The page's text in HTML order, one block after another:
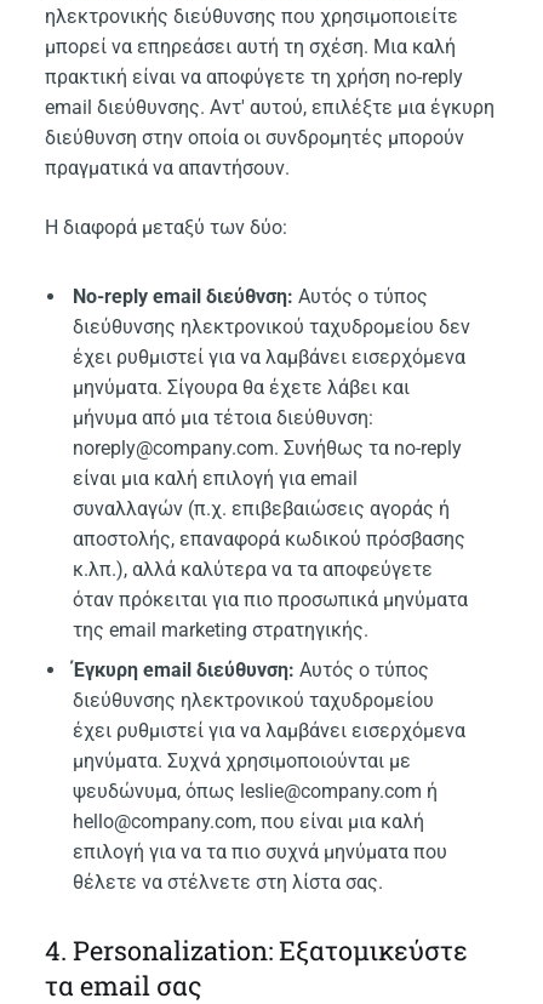
ηλεκτρονικής διεύθυνσης που χρησιμοποιείτε
μπορεί να επηρεάσει αυτή τη σχέση. Μια καλή
πρακτική είναι να αποφύγετε τη χρήση no-reply
email διεύθυνσης. Αντ' αυτού, επιλέξτε μια έγκυρη
διεύθυνση στην οποία οι συνδρομητές μπορούν
πραγματικά να απαντήσουν.
Η διαφορά μεταξύ των δύο:
No-reply email διεύθνση: Αυτός ο τύπος
διεύθυνσης ηλεκτρονικού ταχυδρομείου δεν
έχει ρυθμιστεί για να λαμβάνει εισερχόμενα
μηνύματα. Σίγουρα θα έχετε λάβει και
μήνυμα από μια τέτοια διεύθυνση:
noreply@company.com. Συνήθως τα no-reply
είναι μια καλή επιλογή για email
συναλλαγών (π.χ. επιβεβαιώσεις αγοράς ή
αποστολής, επαναφορά κωδικού πρόσβασης
κ.λπ.), αλλά καλύτερα να τα αποφεύγετε
όταν πρόκειται για πιο προσωπικά μηνύματα
της email marketing στρατηγικής.
Έγκυρη email διεύθυνση:Αυτός ο τύπος
διεύθυνσης ηλεκτρονικού ταχυδρομείου
έχει ρυθμιστεί για να λαμβάνει εισερχόμενα
μηνύματα. Συχνά χρησιμοποιούνται με
ψευδώνυμα, όπως leslie@company.com ή
hello@company.com, που είναι μια καλή
επιλογή για να τα πιο συχνά μηνύματα που
θέλετε να στέλνετε στη λίστα σας.
4. Personalization: Εξατομικεύστε
τα email σας